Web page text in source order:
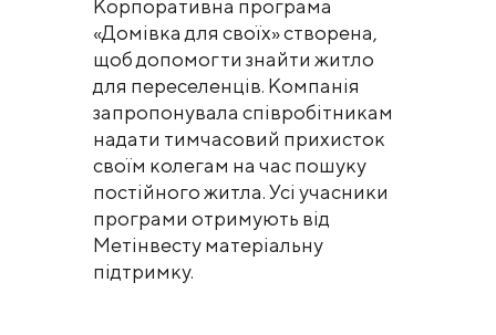
Корпоративна програма
«Домівка для своїх» створена,
щоб допомогти знайти житло
для переселенців. Компанія
запропонувала співробітникам
надати тимчасовий прихисток
своїм колегам на час пошуку
постійного житла. Усі учасники
програми отримують від
Метінвесту матеріальну
підтримку.